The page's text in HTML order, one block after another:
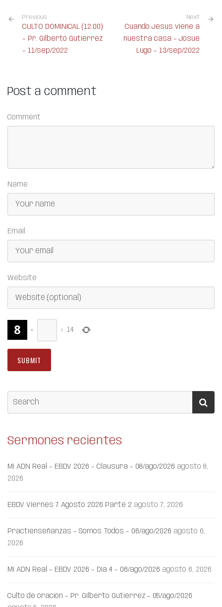
Previous
CULTO DOMINICAL (12:00)
– Pr. Gilberto Gutiérrez
– 11/sep/2022
Next
Cuando Jesús viene a
nuestra casa – Josué
Lugo – 13/sep/2022
Post a comment
Comment
Name
Email
Website
+ = 14
Sermones recientes
Mi ADN Real – EBDV 2026 – Clausura – 08/ago/2026 agosto 8,
2026
EBDV Viernes 7 Agosto 2026 Parte 2 agosto 7, 2026
Practienseñanzas – Somos Todos – 06/ago/2026 agosto 6,
2026
Mi ADN Real – EBDV 2026 – Día 4 – 06/ago/2026 agosto 6, 2026
Culto de oración – Pr. Gilberto Gutiérrez – 05/ago/2026